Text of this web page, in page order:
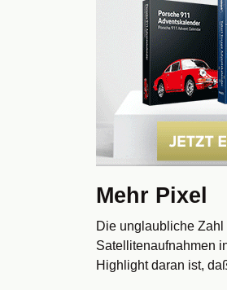
Mehr Pixel
Die unglaubliche
Satellitenaufnahmen
Highlight daran ist,